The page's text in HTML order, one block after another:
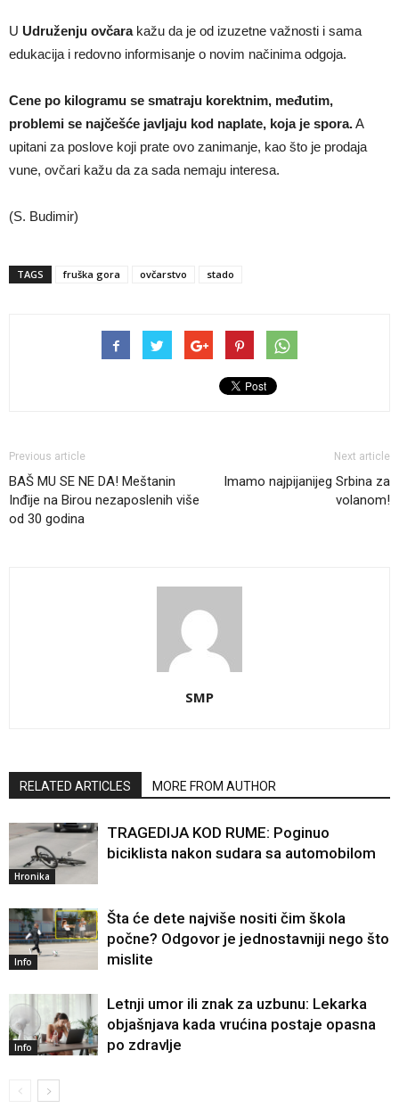
U Udruženju ovčarakažu da je od izuzetne važnosti i sama
edukacija i redovno informisanje o novim načinima odgoja.
Cene po kilogramu se smatraju korektnim, međutim,
problemi se najčešće javljaju kod naplate, koja je spora.A
upitani za poslove koji prate ovo zanimanje, kao što je prodaja
vune, ovčari kažu da za sada nemaju interesa.
(S. Budimir)
TAGS fruška gora ovčarstvo stado
Previous article
BAŠ MU SE NE DA! Meštanin
Inđije na Birou nezaposlenih više
od 30 godina
Next article
Imamo najpijanijeg Srbina za
volanom!
SMP
RELATED ARTICLES MORE FROM AUTHOR
Hronika
TRAGEDIJA KOD RUME: Poginuo
biciklista nakon sudara sa automobilom
Info
Šta će dete najviše nositi čim škola
počne? Odgovor je jednostavniji nego što
mislite
Info
Letnji umor ili znak za uzbunu: Lekarka
objašnjava kada vrućina postaje opasna
po zdravlje